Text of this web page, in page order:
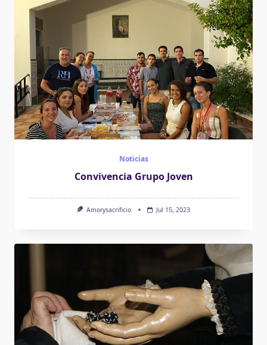
Noticias
Convivencia Grupo Joven
Amorysacrificio Jul 15, 2023